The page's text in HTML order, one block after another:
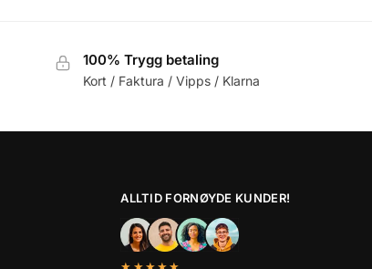
100% Trygg betaling
Kort / Faktura / Vipps / Klarna
ALLTID FORNØYDE KUNDER!